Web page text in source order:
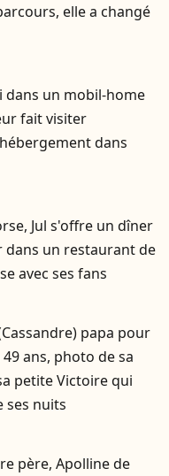
elle a changé
dans un mobil-home
fait visiter
dans
Jul s'offre un dîner
dans un restaurant de
avec ses fans
papa pour
ans, photo de sa
petite Victoire qui
ses nuits
père, Apolline de